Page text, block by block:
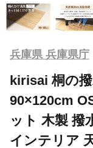
兵庫県 兵庫県庁
kirisai 桐の
90×120cm
ット 木製 撥
インテリア